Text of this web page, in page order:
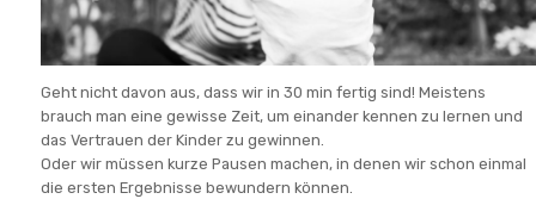
Geht nicht davon aus, dass wir in 30 min fertig sind! Meistens
brauch man eine gewisse Zeit, um einander kennen zu lernen und
das Vertrauen der Kinder zu gewinnen.
Oder wir müssen kurze Pausen machen, in denen wir schon einmal
die ersten Ergebnisse bewundern können.